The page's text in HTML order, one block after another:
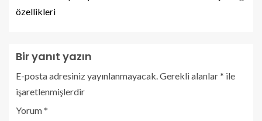
özellikleri
Bir yanıt yazın
E-posta adresiniz yayınlanmayacak. Gerekli alanlar* ile
işaretlenmişlerdir
Yorum*